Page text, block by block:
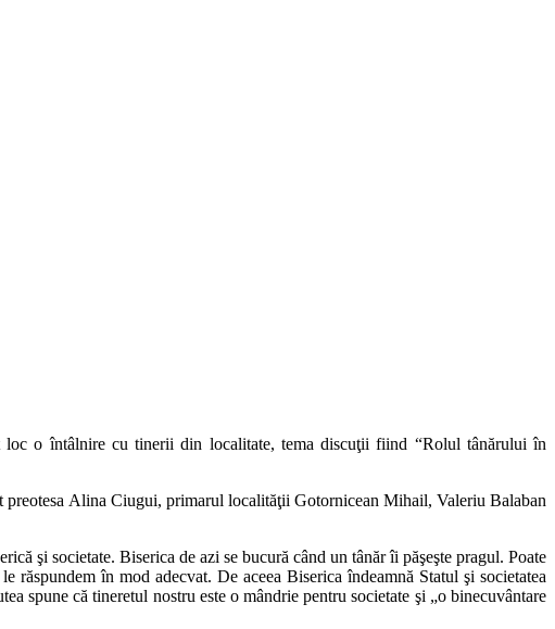
o întâlnire cu tinerii din localitate, tema discuţii fiind “Rolul tânărului în
preotesa Alina Ciugui, primarul localităţii Gotornicean Mihail, Valeriu Balaban
şi societate. Biserica de azi se bucură când un tânăr îi păşeşte pragul. Poate
în mod adecvat. De aceea Biserica îndeamnă Statul şi societatea
spune că tineretul nostru este o mândrie pentru societate şi „o binecuvântare